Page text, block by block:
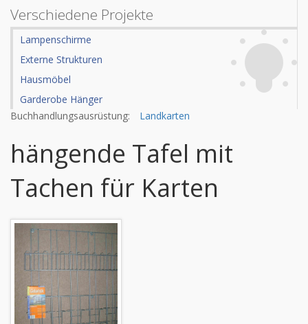
Verschiedene Projekte
Lampenschirme
Externe Strukturen
Hausmöbel
Garderobe Hänger
Buchhandlungsausrüstung:
Landkarten
hängende Tafel mit
Tachen für Karten